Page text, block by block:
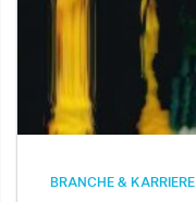
BRANCHE & KARRIERE